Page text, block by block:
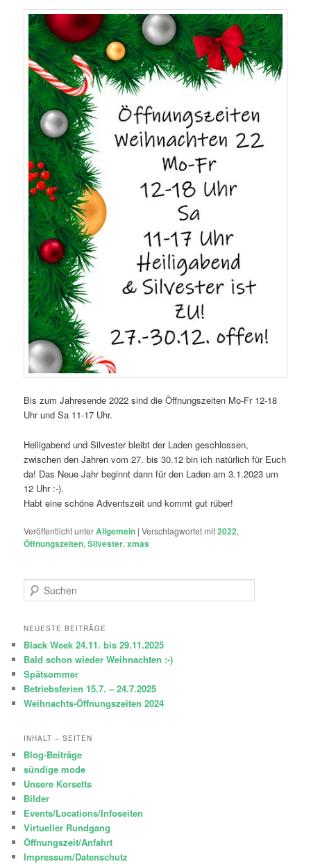
Bis zum Jahresende 2022 sind die Öffnungszeiten Mo-Fr 12-18
Uhr und Sa 11-17 Uhr.
Heiligabend und Silvester bleibt der Laden geschlossen,
zwischen den Jahren vom 27. bis 30.12 bin ich natürlich für Euch
da! Das Neue Jahr beginnt dann für den Laden am 3.1.2023 um
12 Uhr :-).
Habt eine schöne Adventszeit und kommt gut rüber!
Veröffentlicht unterAllgemein |Verschlagwortet mit2022,
Öffnungszeiten,Silvester,xmas
u
h
n
NEUESTE BEITRÄGE
Black Week 24.11. bis 29.11.2025
Bald schon wieder Weihnachten :-)
Spätsommer
Betriebsferien 15.7. – 24.7.2025
Weihnachts-Öffnungszeiten 2024
INHALT – SEITEN
Blog-Beiträge
sündige mode
Unsere Korsetts
Bilder
Events/Locations/Infoseiten
Virtueller Rundgang
Öffnungszeit/Anfahrt
Impressum/Datenschutz